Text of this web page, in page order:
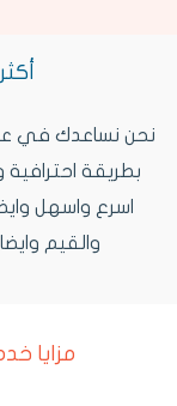
نحن نساعدك في
بطريقة
اسرع واسهل
والقيم
مزايا